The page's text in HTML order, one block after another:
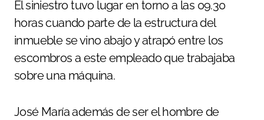
El siniestro tuvo lugar en torno a las 09.30
horas cuando parte de la estructura del
inmueble se vino abajo y atrapó entre los
escombros a este empleado que trabajaba
sobre una máquina.
José María además de ser el hombre de